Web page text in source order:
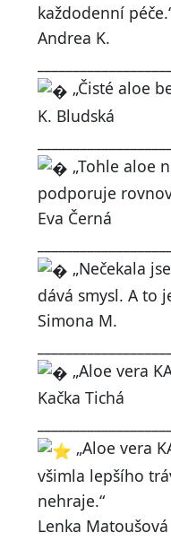
každodenní
Andrea K.
„Čisté aloe
K. Bludská
„Tohle aloe
podporuje
Eva Černá
„Nečekala
dává smysl. A to
Simona M.
„Aloe vera
Kačka Tichá
„Aloe vera
všimla lepšího
nehraje.“
Lenka Matoušová